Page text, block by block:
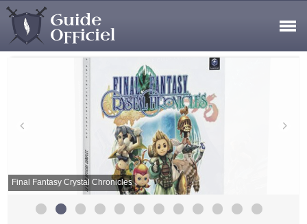
Final Fantasy Crystal Chronicles